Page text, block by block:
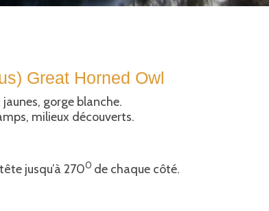
Great Horned Owl
gorge blanche.
milieux découverts.
jusqu’à 2700 de chaque côté.